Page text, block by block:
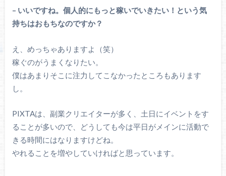
– いいですね。個人的にもっと稼いでいきたい！という気
持ちはおもちなのですか？
え、めっちゃありますよ（笑）
稼ぐのがうまくなりたい。
僕はあまりそこに注力してこなかったところもあります
し。
PIXTAは、副業クリエイターが多く、土日にイベントをす
ることが多いので、どうしても今は平日がメインに活動で
きる時間にはなりますけどね。
やれることを増やしていければと思っています。